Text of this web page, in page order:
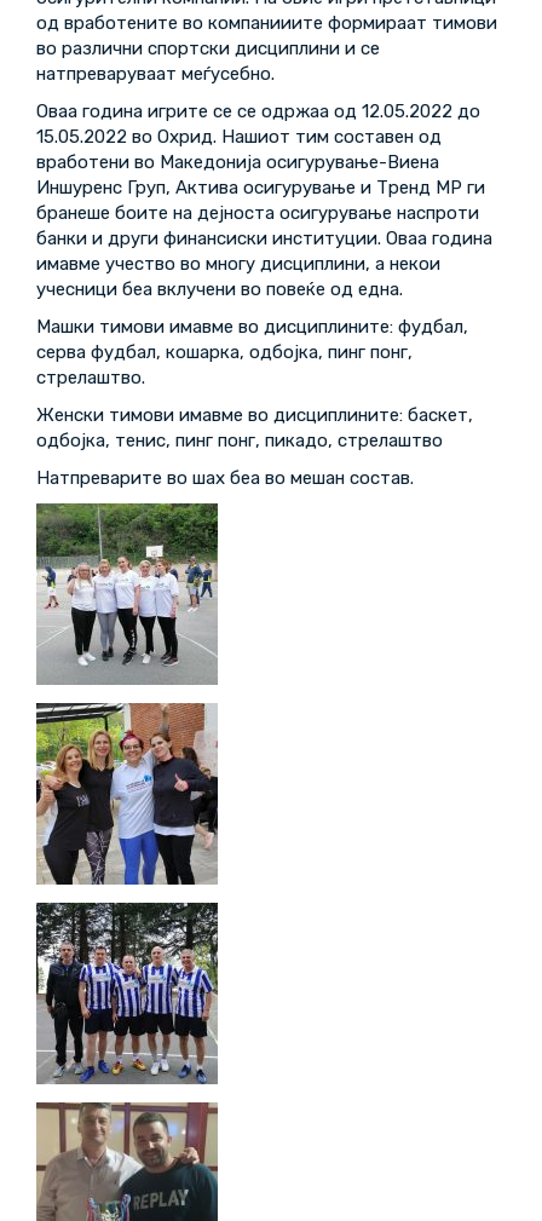
од вработените во компанииите формираат тимови
во различни спортски дисциплини и се
натпреваруваат меѓусебно.
Оваа година игрите се се одржаа од 12.05.2022 до
15.05.2022 во Охрид. Нашиот тим составен од
вработени во Македонија осигурување-Виена
Иншуренс Груп, Актива осигурување и Тренд МР ги
бранеше боите на дејноста осигурување наспроти
банки и други финансиски институции. Оваа година
имавме учество во многу дисциплини, а некои
учесници беа вклучени во повеќе од една.
Машки тимови имавме во дисциплините: фудбал,
серва фудбал, кошарка, одбојка, пинг понг,
стрелаштво.
Женски тимови имавме во дисциплините: баскет,
одбојка, тенис, пинг понг, пикадо, стрелаштво
Натпреварите во шах беа во мешан состав.